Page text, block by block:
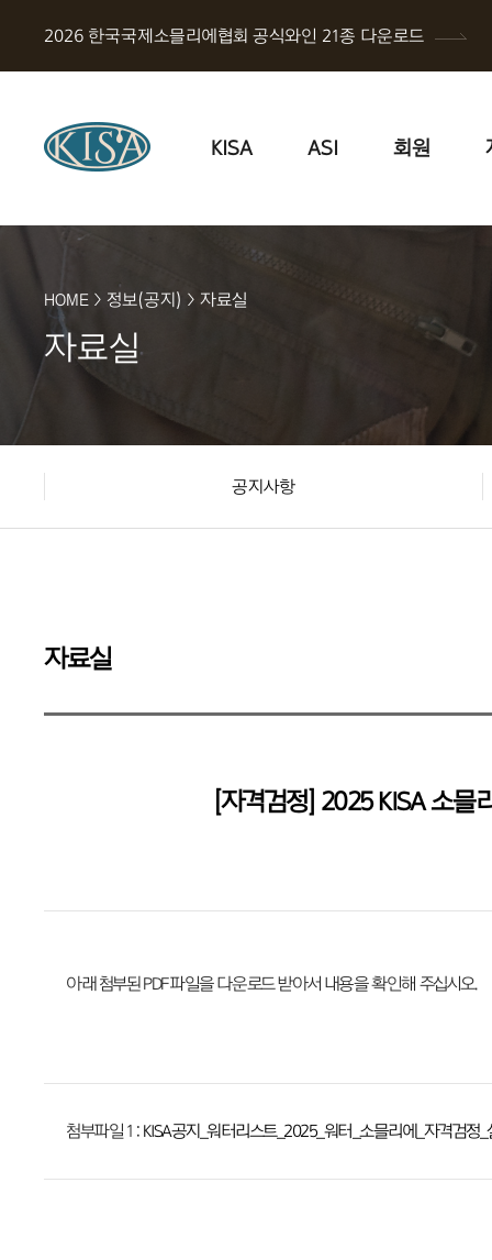
2026 한국국제소믈리에협회 공식와인 21종 다운로드
KISA ASI 회원
HOME > 정보(공지) > 자료실
자료실
공지사항
자료실
[자격검정] 2025 KISA 소믈
아래 첨부된 PDF파일을 다운로드 받아서 내용을 확인해 주십시오.
첨부파일 1 : KISA공지_워터리스트_2025_워터_소믈리에_자격검정_